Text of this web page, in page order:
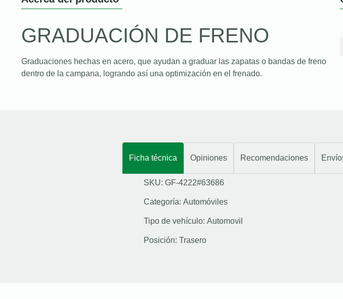
GRADUACIÓN DE FRENO
Graduaciones hechas en acero, que ayudan a graduar las zapatas o bandas de freno
dentro de la campana, logrando así una optimización en el frenado.
Ficha técnica Opiniones Recomendaciones
SKU: GF-4222#63686
Categoría: Automóviles
Tipo de vehículo: Automovil
Posición: Trasero